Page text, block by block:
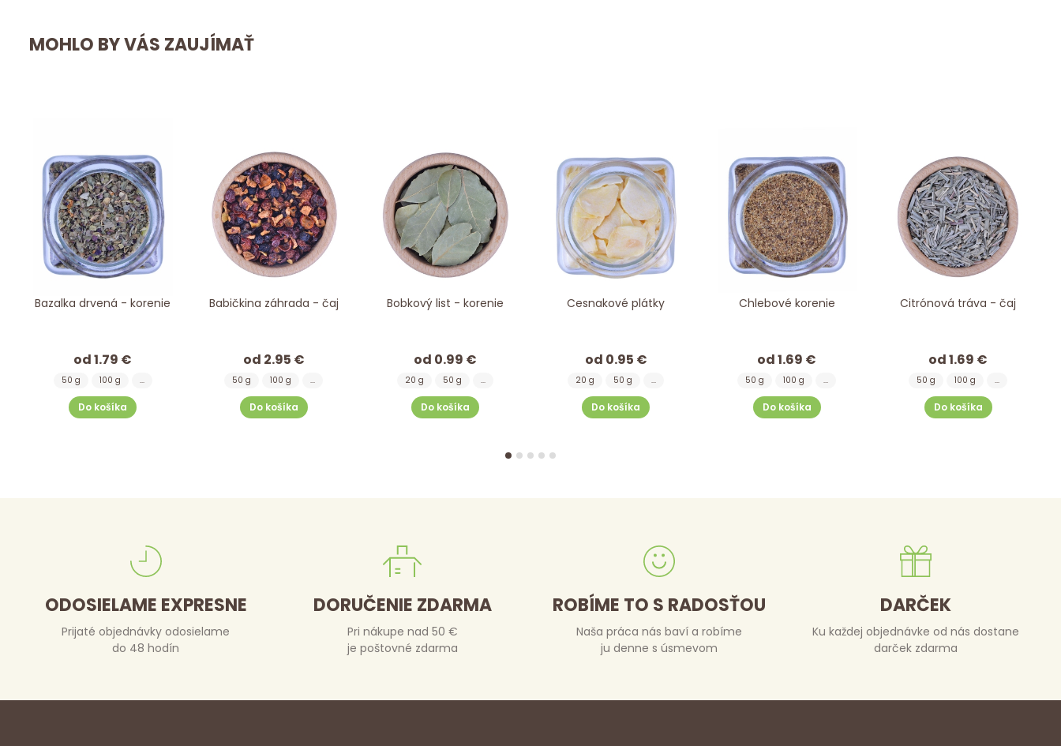
MOHLO BY VÁS ZAUJÍMAŤ
Bazalka drvená - korenie
od 1.79 €
50 g 100 g ...
Do košíka
Babičkina záhrada - čaj
od 2.95 €
50 g 100 g ...
Do košíka
Bobkový list - korenie
od 0.99 €
20 g 50 g ...
Do košíka
Cesnakové plátky
od 0.95 €
20 g 50 g ...
Do košíka
Chlebové korenie
od 1.69 €
50 g 100 g ...
Do košíka
Citrónová tráva - čaj
od 1.69 €
50 g 100 g ...
Do košíka
ODOSIELAME EXPRESNE
Prijaté objednávky odosielame
do 48 hodín
DORUČENIE ZDARMA
Pri nákupe nad 50 €
je poštovné zdarma
ROBÍME TO S RADOSŤOU
Naša práca nás baví a robíme
ju denne s úsmevom
DARČEK
Ku každej objednávke od nás dostane
darček zdarma